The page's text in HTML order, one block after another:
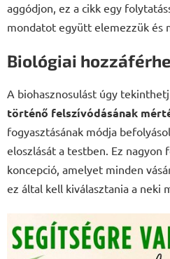
aggódjon, ez a cikk egy
mondatot együtt elemezzük és
Biológiai
A biohasznosulást úgy
történő felszívódásának
fogyasztásának módja
eloszlását a testben. Ez nagyon
koncepció, amelyet minden
ez által kell kiválasztania a neki